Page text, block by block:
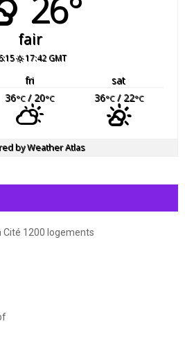
fair
17:42 GMT
fri
sat
36°C/ 20°C 36°C/ 22°C
byWeather Atlas
1200 logements